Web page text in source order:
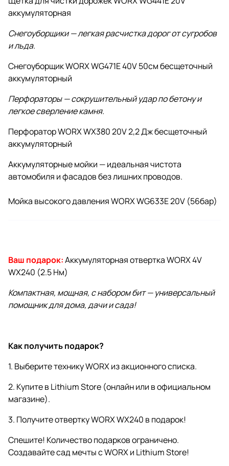
аккумуляторная
Снегоуборщики — легкая расчистка дорог от сугробов
и льда.
Снегоуборщик WORX WG471E 40V 50см бесщеточный
аккумуляторный
Перфораторы — сокрушительный удар по бетону и
легкое сверление камня.
Перфоратор WORX WX380 20V 2,2 Дж бесщеточный
аккумуляторный
Аккумуляторные мойки — идеальная чистота
автомобиля и фасадов без лишних проводов.
Мойка высокого давления WORX WG633E 20V (56бар)
Ваш подарок:Аккумуляторная отвертка WORX 4V
WX240 (2.5 Нм)
Компактная, мощная, с набором бит — универсальный
помощник для дома, дачи и сада!
Как получить подарок?
1. Выберите технику WORX из акционного списка.
2. Купите в Lithium Store (онлайн или в официальном
магазине).
3. Получите отвертку WORX WX240 в подарок!
Спешите! Количество подарков ограничено.
Создавайте сад мечты с WORX и Lithium Store!